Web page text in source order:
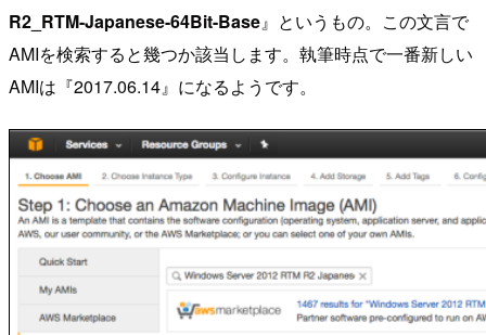
R2_RTM-Japanese-64Bit-Base』というもの。この文言で
AMIを検索すると幾つか該当します。執筆時点で一番新しい
AMIは『2017.06.14』になるようです。